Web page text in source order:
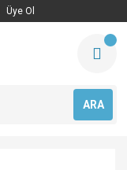
Üye Ol
ARA